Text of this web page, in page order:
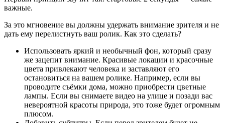
важные.
За это мгновение вы должны удержать внимание зрителя и не
дать ему перелистнуть ваш ролик. Как это сделать?
Использовать яркий и необычный фон, который сразу
же зацепит внимание. Красивые локации и красочные
цвета привлекают человека и заставляют его
остановиться на вашем ролике. Например, если вы
проводите съёмки дома, можно приобрести цветные
лампы. Если вы снимаете видео на улице и позади вас
невероятной красоты природа, это тоже будет огромным
плюсом.